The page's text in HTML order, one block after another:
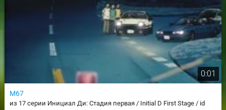
0:01
М67
из 17 серии Инициал Ди: Стадия первая / Initial D First Stage / id